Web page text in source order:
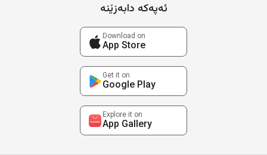
ئەپەکە دابەزێنە
Download on
App Store
Get it on
Google Play
Explore it on
App Gallery